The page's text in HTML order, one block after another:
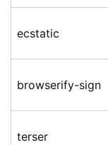
ecstatic
browserify-sign
terser